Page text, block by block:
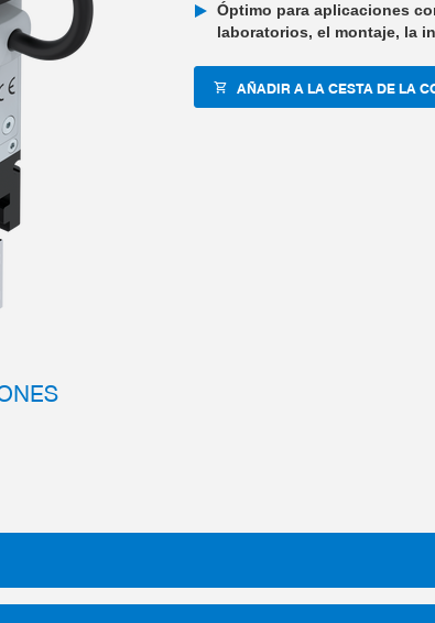
Óptimo para aplicaciones
laboratorios, el montaje, la
AÑADIR A LA CESTA DE LA